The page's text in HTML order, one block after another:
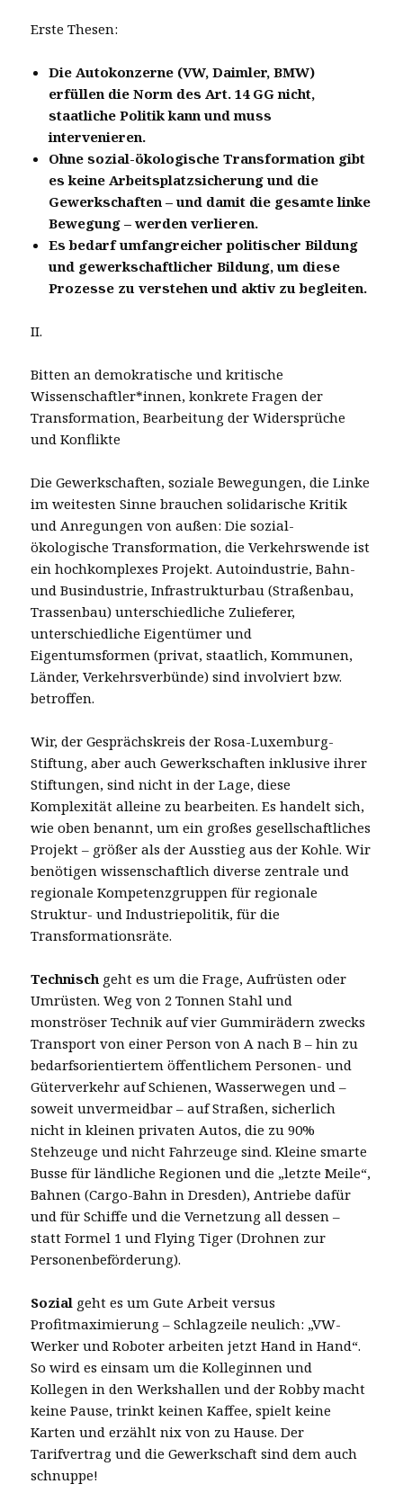
Erste Thesen:
Die Autokonzerne (VW, Daimler, BMW)
erfüllen die Norm des Art. 14 GG nicht,
staatliche Politik kann und muss
intervenieren.
Ohne sozial-ökologische Transformation gibt
es keine Arbeitsplatzsicherung und die
Gewerkschaften – und damit die gesamte linke
Bewegung – werden verlieren.
Es bedarf umfangreicher politischer Bildung
und gewerkschaftlicher Bildung, um diese
Prozesse zu verstehen und aktiv zu begleiten.
II.
Bitten an demokratische und kritische
Wissenschaftler*innen, konkrete Fragen der
Transformation, Bearbeitung der Widersprüche
und Konflikte
Die Gewerkschaften, soziale Bewegungen, die Linke
im weitesten Sinne brauchen solidarische Kritik
und Anregungen von außen: Die sozial-
ökologische Transformation, die Verkehrswende ist
ein hochkomplexes Projekt. Autoindustrie, Bahn-
und Busindustrie, Infrastrukturbau (Straßenbau,
Trassenbau) unterschiedliche Zulieferer,
unterschiedliche Eigentümer und
Eigentumsformen (privat, staatlich, Kommunen,
Länder, Verkehrsverbünde) sind involviert bzw.
betroffen.
Wir, der Gesprächskreis der Rosa-Luxemburg-
Stiftung, aber auch Gewerkschaften inklusive ihrer
Stiftungen, sind nicht in der Lage, diese
Komplexität alleine zu bearbeiten. Es handelt sich,
wie oben benannt, um ein großes gesellschaftliches
Projekt – größer als der Ausstieg aus der Kohle. Wir
benötigen wissenschaftlich diverse zentrale und
regionale Kompetenzgruppen für regionale
Struktur- und Industriepolitik, für die
Transformationsräte.
Technisch geht es um die Frage, Aufrüsten oder
Umrüsten. Weg von 2 Tonnen Stahl und
monströser Technik auf vier Gummirädern zwecks
Transport von einer Person von A nach B – hin zu
bedarfsorientiertem öffentlichem Personen- und
Güterverkehr auf Schienen, Wasserwegen und –
soweit unvermeidbar – auf Straßen, sicherlich
nicht in kleinen privaten Autos, die zu 90%
Stehzeuge und nicht Fahrzeuge sind. Kleine smarte
Busse für ländliche Regionen und die „letzte Meile“,
Bahnen (Cargo-Bahn in Dresden), Antriebe dafür
und für Schiffe und die Vernetzung all dessen –
statt Formel 1 und Flying Tiger (Drohnen zur
Personenbeförderung).
Sozial geht es um Gute Arbeit versus
Profitmaximierung – Schlagzeile neulich: „VW-
Werker und Roboter arbeiten jetzt Hand in Hand“.
So wird es einsam um die Kolleginnen und
Kollegen in den Werkshallen und der Robby macht
keine Pause, trinkt keinen Kaffee, spielt keine
Karten und erzählt nix von zu Hause. Der
Tarifvertrag und die Gewerkschaft sind dem auch
schnuppe!